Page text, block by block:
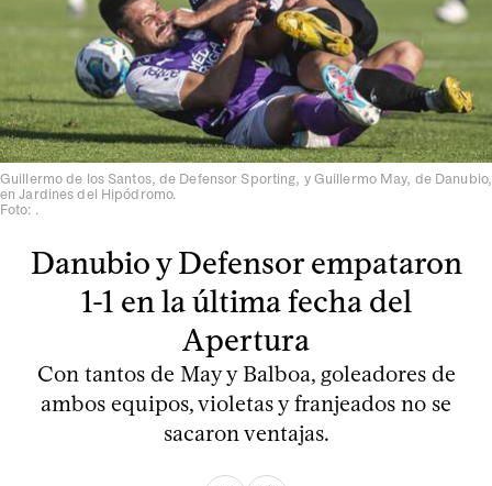
Guillermo de los Santos, de Defensor Sporting, y Guillermo May, de Danubio,
en Jardines del Hipódromo.
Foto: .
Danubio y Defensor empataron
1-1 en la última fecha del
Apertura
Con tantos de May y Balboa, goleadores de
ambos equipos, violetas y franjeados no se
sacaron ventajas.